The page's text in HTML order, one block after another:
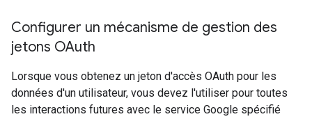
Configurer un mécanisme de gestion des
jetons OAuth
Lorsque vous obtenez un jeton d'accès OAuth pour les
données d'un utilisateur, vous devez l'utiliser pour toutes
les interactions futures avec le service Google spécifié